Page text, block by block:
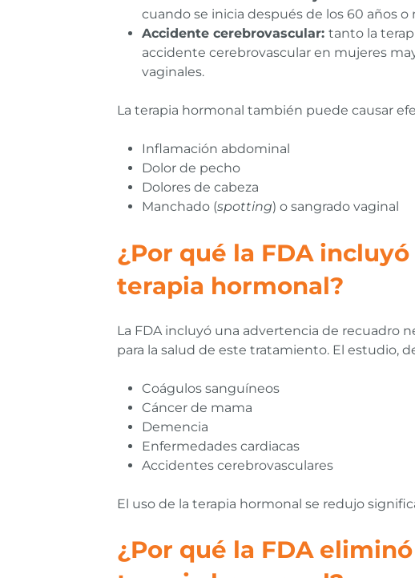
cuando se inicia después de los 60 años
Accidente cerebrovascular: tanto la
accidente cerebrovascular en mujeres
vaginales.
La terapia hormonal también puede causar
Inflamación abdominal
Dolor de pecho
Dolores de cabeza
Manchado (spotting) o sangrado vaginal
¿Por qué la FDA
terapia hormonal?
La FDA incluyó una advertencia de recuadro
para la salud de este tratamiento. El estudio,
Coágulos sanguíneos
Cáncer de mama
Demencia
Enfermedades cardiacas
Accidentes cerebrovasculares
El uso de la terapia hormonal se redujo
¿Por qué la FDA